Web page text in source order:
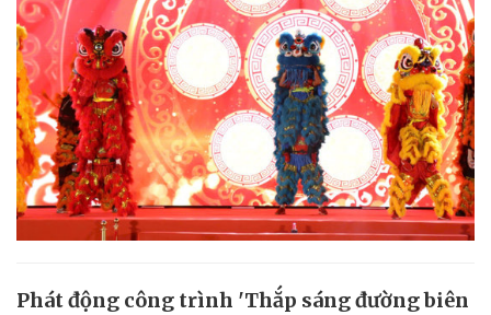
Phát động công trình 'Thắp sáng đường biên